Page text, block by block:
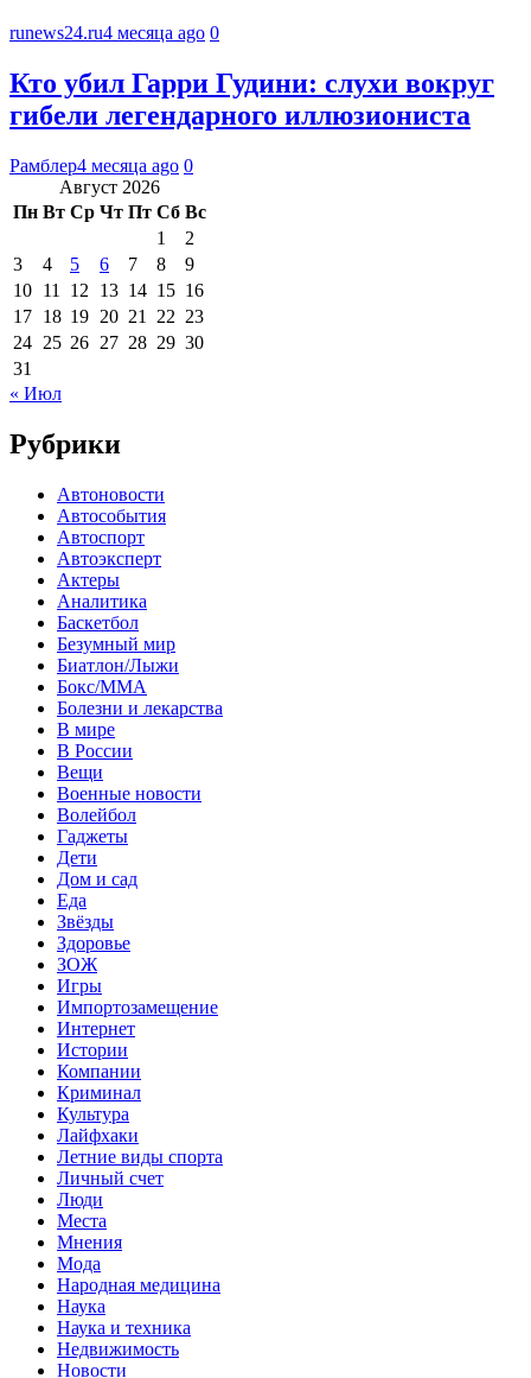
runews24.ru4 месяца ago 0
Кто убил Гарри Гудини: слухи вокруг
гибели легендарного иллюзиониста
Рамблер4 месяца ago 0
Август 2026
Пн Вт Ср Чт Пт Сб Вс
1
2
3
4 5 6 7 8
9
10 11 12 13 14 15 16
17 18 19 20 21 22 23
24 25 26 27 28 29 30
31
« Июл
Рубрики
Автоновости
Автособытия
Автоспорт
Автоэксперт
Актеры
Аналитика
Баскетбол
Безумный мир
Биатлон/Лыжи
Бокс/MMA
Болезни и лекарства
В мире
В России
Вещи
Военные новости
Волейбол
Гаджеты
Дети
Дом и сад
Еда
Звёзды
Здоровье
ЗОЖ
Игры
Импортозамещение
Интернет
Истории
Компании
Криминал
Культура
Лайфхаки
Летние виды спорта
Личный счет
Люди
Места
Мнения
Мода
Народная медицина
Наука
Наука и техника
Недвижимость
Новости